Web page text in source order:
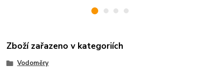
Zboží zařazeno v kategoriích
Vodoměry